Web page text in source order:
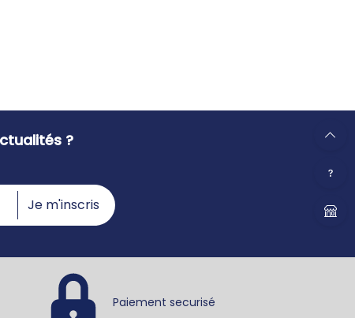
?
Je m'inscris
Paiement securisé